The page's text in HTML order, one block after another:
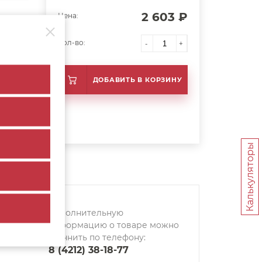
Цена: 2 603 ₽
Кол-во: - +
ДОБАВИТЬ В КОРЗИНУ
Дополнительную
информацию о товаре можно
уточнить по телефону:
8 (4212) 38-18-77
Калькуляторы